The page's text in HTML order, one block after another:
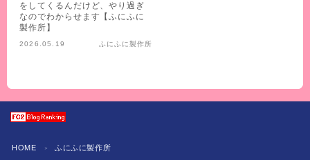
をしてくるんだけど、やり過ぎ
なのでわからせます【ふにふに
製作所】
2026.05.19 ふにふに製作所
HOME ＞ ふにふに製作所